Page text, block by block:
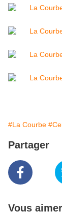
#La Courbe
Partager
Vous